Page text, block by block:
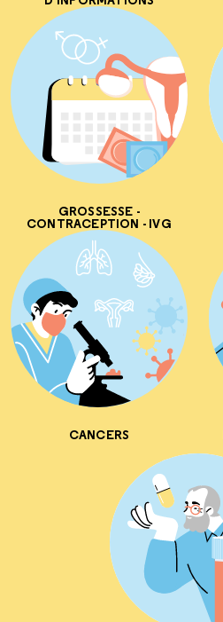
GROSSESSE -
CONTRACEPTION - IVG
CANCERS